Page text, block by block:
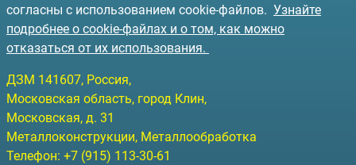
согласны с использованием cookie-файлов. Узнайте
подробнее о cookie-файлах и о том, как можно
отказаться от их использования.
ДЗМ 141607, Россия,
Московская область, город Клин,
Московская, д. 31
Металлоконструкции, Металлообработка
Телефон: +7 (915) 113-30-61